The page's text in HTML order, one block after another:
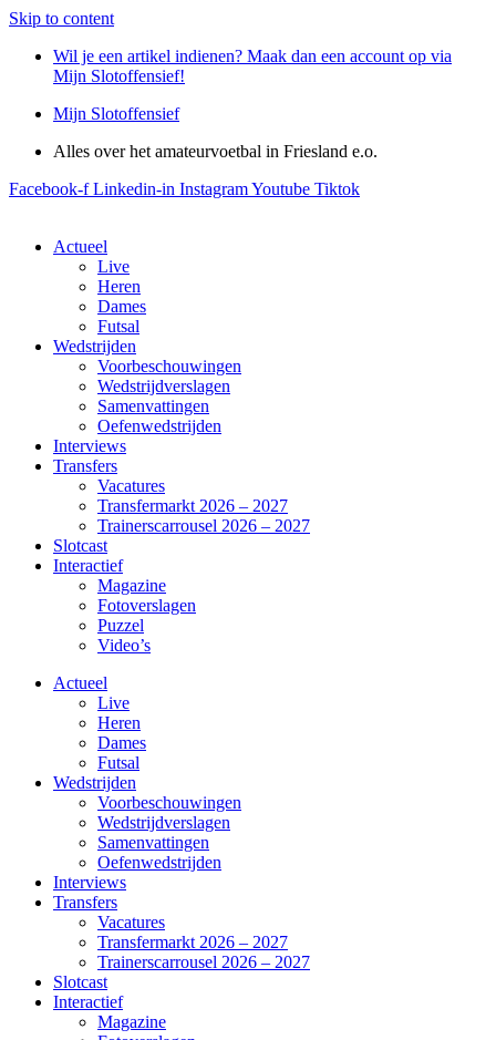
Skip to content
Wil je een artikel indienen? Maak dan een account op via
Mijn Slotoffensief!
Mijn Slotoffensief
Alles over het amateurvoetbal in Friesland e.o.
Facebook-f Linkedin-in InstagramYoutube Tiktok
Actueel
Live
Heren
Dames
Futsal
Wedstrijden
Voorbeschouwingen
Wedstrijdverslagen
Samenvattingen
Oefenwedstrijden
Interviews
Transfers
Vacatures
Transfermarkt 2026 – 2027
Trainerscarrousel 2026 – 2027
Slotcast
Interactief
Magazine
Fotoverslagen
Puzzel
Video’s
Actueel
Live
Heren
Dames
Futsal
Wedstrijden
Voorbeschouwingen
Wedstrijdverslagen
Samenvattingen
Oefenwedstrijden
Interviews
Transfers
Vacatures
Transfermarkt 2026 – 2027
Trainerscarrousel 2026 – 2027
Slotcast
Interactief
Magazine